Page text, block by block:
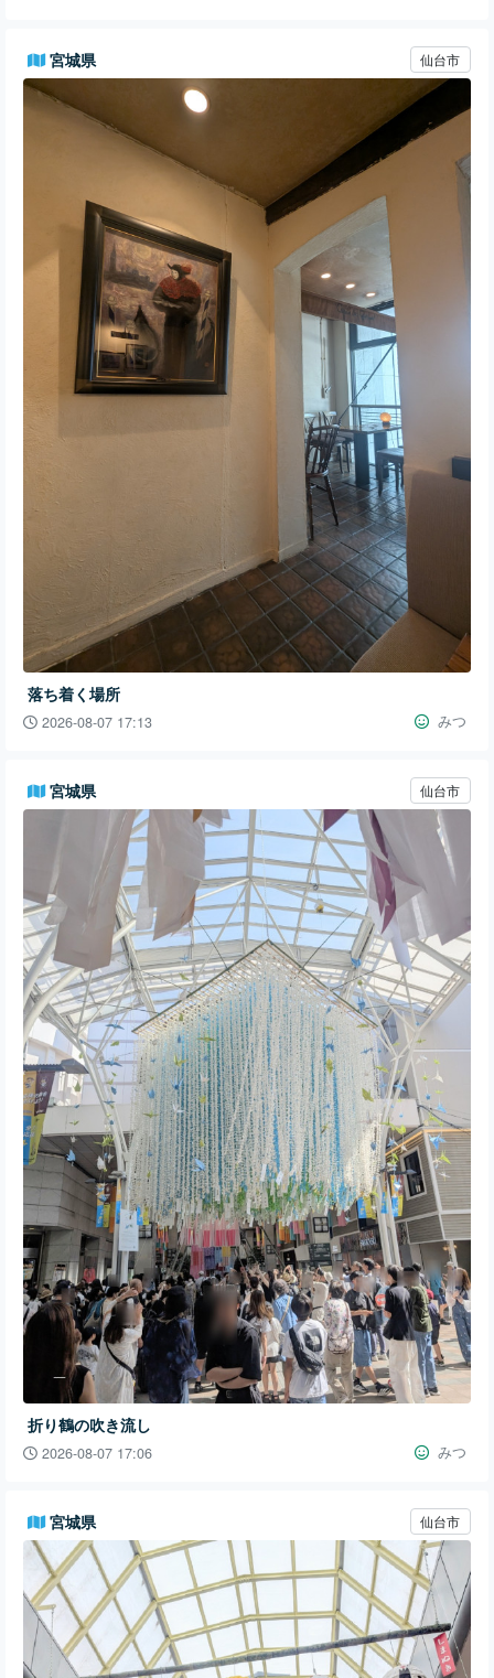
宮城県 仙台市
落ち着く場所
2026-08-07 17:13 みつ
宮城県 仙台市
折り鶴の吹き流し
2026-08-07 17:06 みつ
宮城県 仙台市